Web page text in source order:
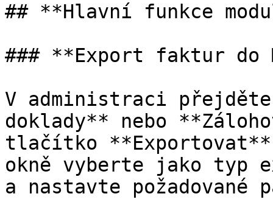
## **Hlavní funkce
### **Export faktur do
V administraci přejděte
doklady** nebo
tlačítko **Exportovat**.
okně vyberte jako typ
a nastavte požadované